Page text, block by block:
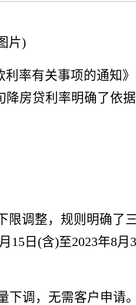
片)
率有关事项的通知
房贷利率明确了依
调整，规则明确了
15日(含)至2023年8
下调，无需客户申请